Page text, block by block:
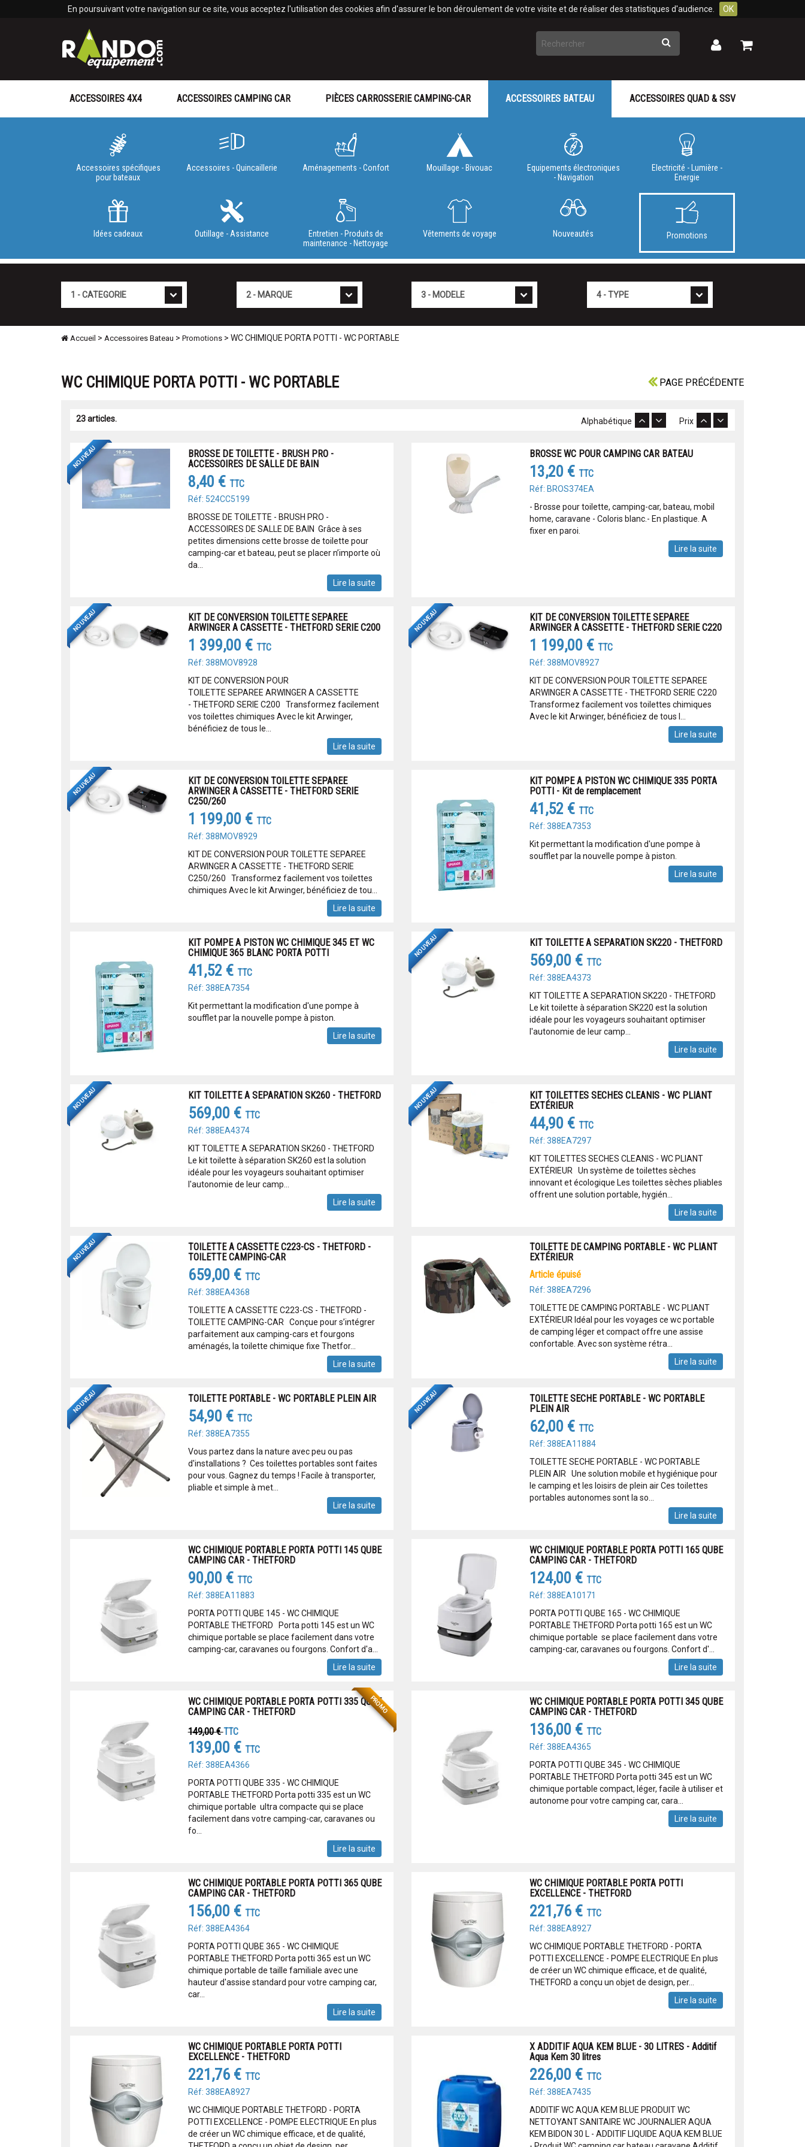
En poursuivant votre navigation sur ce site, vous acceptez l'utilisation des cookies afin d'assurer le bon déroulement de votre visite et de réaliser des statistiques d'audience. OK
Rechercher Mon
Mon
ACCESSOIRES 4X4 ACCESSOIRES CAMPING CAR PIÈCES CARROSSERIE CAMPING-CAR ACCESSOIRES BATEAU
Accessoires spécifiques
pour bateaux
Accessoires - Quincaillerie Aménagements - Confort Mouillage - Bivouac
Equipements électroniques
- Navigation
Electricité - Lumière -
Energie
Idées cadeaux Outillage - Assistance
Entretien - Produits de
maintenance - Nettoyage
Vêtements de voyage Nouveautés Promotions
ACCESSOIRES QUAD & SSV
Accueil > Accessoires Bateau > Promotions > WC CHIMIQUE PORTA POTTI - WC PORTABLE
PAGE PRÉCÉDENTE
WC CHIMIQUE PORTA POTTI - WC PORTABLE
23 articles. Prix
Alphabétique
NOUVEAU
BROSSE DE TOILETTE - BRUSH PRO -
ACCESSOIRES DE SALLE DE BAIN
8,40 € TTC
Réf: 524CC5199
BROSSE DE TOILETTE - BRUSH PRO -
ACCESSOIRES DE SALLE DE BAIN Grâce à ses
petites dimensions cette brosse de toilette pour
camping-car et bateau, peut se placer n’importe où
da...
Lire la suite
BROSSE WC POUR CAMPING CAR BATEAU
13,20 € TTC
Réf: BROS374EA
- Brosse pour toilette, camping-car, bateau, mobil
home, caravane - Coloris blanc.- En plastique. A
fixer en paroi.
Lire la suite
NOUVEAU
KIT DE CONVERSION TOILETTE SEPAREE
ARWINGER A CASSETTE - THETFORD SERIE C200
1 399,00 € TTC
Réf: 388MOV8928
KIT DE CONVERSION POUR
TOILETTE SEPAREE ARWINGER A CASSETTE
- THETFORD SERIE C200 Transformez facilement
vos toilettes chimiques Avec le kit Arwinger,
bénéficiez de tous le...
Lire la suite
NOUVEAU
KIT DE CONVERSION TOILETTE SEPAREE
ARWINGER A CASSETTE - THETFORD SERIE C220
1 199,00 € TTC
Réf: 388MOV8927
KIT DE CONVERSION POUR TOILETTE SEPAREE
ARWINGER A CASSETTE - THETFORD SERIE C220
Transformez facilement vos toilettes chimiques
Avec le kit Arwinger, bénéficiez de tous l...
Lire la suite
NOUVEAU
KIT DE CONVERSION TOILETTE SEPAREE
ARWINGER A CASSETTE - THETFORD SERIE
C250/260
1 199,00 € TTC
Réf: 388MOV8929
KIT DE CONVERSION POUR TOILETTE SEPAREE
ARWINGER A CASSETTE - THETFORD SERIE
C250/260 Transformez facilement vos toilettes
chimiques Avec le kit Arwinger, bénéficiez de tou...
Lire la suite
KIT POMPE A PISTON WC CHIMIQUE 335 PORTA
POTTI - Kit de remplacement
41,52 € TTC
Réf: 388EA7353
Kit permettant la modification d'une pompe à
soufflet par la nouvelle pompe à piston.
Lire la suite
KIT POMPE A PISTON WC CHIMIQUE 345 ET WC
CHIMIQUE 365 BLANC PORTA POTTI
41,52 € TTC
Réf: 388EA7354
Kit permettant la modification d'une pompe à
soufflet par la nouvelle pompe à piston.
Lire la suite
NOUVEAU KIT TOILETTE A SEPARATION SK220 - THETFORD
569,00 € TTC
Réf: 388EA4373
KIT TOILETTE A SEPARATION SK220 - THETFORD
Le kit toilette à séparation SK220 est la solution
idéale pour les voyageurs souhaitant optimiser
l'autonomie de leur camp...
Lire la suite
NOUVEAU KIT TOILETTE A SEPARATION SK260 - THETFORD
569,00 € TTC
Réf: 388EA4374
KIT TOILETTE A SEPARATION SK260 - THETFORD
Le kit toilette à séparation SK260 est la solution
idéale pour les voyageurs souhaitant optimiser
l'autonomie de leur camp...
Lire la suite
NOUVEAU
KIT TOILETTES SECHES CLEANIS - WC PLIANT
EXTÉRIEUR
44,90 € TTC
Réf: 388EA7297
KIT TOILETTES SECHES CLEANIS - WC PLIANT
EXTÉRIEUR Un système de toilettes sèches
innovant et écologique Les toilettes sèches pliables
offrent une solution portable, hygién...
Lire la suite
NOUVEAU
TOILETTE A CASSETTE C223-CS - THETFORD -
TOILETTE CAMPING-CAR
659,00 € TTC
Réf: 388EA4368
TOILETTE A CASSETTE C223-CS - THETFORD -
TOILETTE CAMPING-CAR Conçue pour s’intégrer
parfaitement aux camping-cars et fourgons
aménagés, la toilette chimique fixe Thetfor...
Lire la suite
TOILETTE DE CAMPING PORTABLE - WC PLIANT
EXTÉRIEUR
article épuisé
Réf: 388EA7296
TOILETTE DE CAMPING PORTABLE - WC PLIANT
EXTÉRIEUR Idéal pour les voyages ce wc portable
de camping léger et compact offre une assise
confortable. Avec son système rétra...
Lire la suite
NOUVEAU TOILETTE PORTABLE - WC PORTABLE PLEIN AIR
54,90 € TTC
Réf: 388EA7355
Vous partez dans la nature avec peu ou pas
d'installations ? Ces toilettes portables sont faites
pour vous. Gagnez du temps ! Facile à transporter,
pliable et simple à met...
Lire la suite
NOUVEAU
TOILETTE SECHE PORTABLE - WC PORTABLE
PLEIN AIR
62,00 € TTC
Réf: 388EA11884
TOILETTE SECHE PORTABLE - WC PORTABLE
PLEIN AIR Une solution mobile et hygiénique pour
le camping et les loisirs de plein air Ces toilettes
portables autonomes sont la so...
Lire la suite
WC CHIMIQUE PORTABLE PORTA POTTI 145 QUBE
CAMPING CAR - THETFORD
90,00 € TTC
Réf: 388EA11883
PORTA POTTI QUBE 145 - WC CHIMIQUE
PORTABLE THETFORD Porta potti 145 est un WC
chimique portable se place facilement dans votre
camping-car, caravanes ou fourgons. Confort d'a...
Lire la suite
WC CHIMIQUE PORTABLE PORTA POTTI 165 QUBE
CAMPING CAR - THETFORD
124,00 € TTC
Réf: 388EA10171
PORTA POTTI QUBE 165 - WC CHIMIQUE
PORTABLE THETFORD Porta potti 165 est un WC
chimique portable se place facilement dans votre
camping-car, caravanes ou fourgons. Confort d'...
Lire la suite
PROMO
WC CHIMIQUE PORTABLE PORTA POTTI 335 QUBE
CAMPING CAR - THETFORD
149,00 €TTC
139,00 € TTC
Réf: 388EA4366
PORTA POTTI QUBE 335 - WC CHIMIQUE
PORTABLE THETFORD Porta potti 335 est un WC
chimique portable ultra compacte qui se place
facilement dans votre camping-car, caravanes ou
fo...
Lire la suite
WC CHIMIQUE PORTABLE PORTA POTTI 345 QUBE
CAMPING CAR - THETFORD
136,00 € TTC
Réf: 388EA4365
PORTA POTTI QUBE 345 - WC CHIMIQUE
PORTABLE THETFORD Porta potti 345 est un WC
chimique portable compact, léger, facile à utiliser et
autonome pour votre camping car, cara...
Lire la suite
WC CHIMIQUE PORTABLE PORTA POTTI 365 QUBE
CAMPING CAR - THETFORD
156,00 € TTC
Réf: 388EA4364
PORTA POTTI QUBE 365 - WC CHIMIQUE
PORTABLE THETFORD Porta potti 365 est un WC
chimique portable de taille familiale avec une
hauteur d'assise standard pour votre camping car,
car...
Lire la suite
WC CHIMIQUE PORTABLE PORTA POTTI
EXCELLENCE - THETFORD
221,76 € TTC
Réf: 388EA8927
WC CHIMIQUE PORTABLE THETFORD - PORTA
POTTI EXCELLENCE - POMPE ELECTRIQUE En plus
de créer un WC chimique efficace, et de qualité,
THETFORD a conçu un objet de design, per...
Lire la suite
WC CHIMIQUE PORTABLE PORTA POTTI
EXCELLENCE - THETFORD
221,76 € TTC
Réf: 388EA8927
WC CHIMIQUE PORTABLE THETFORD - PORTA
POTTI EXCELLENCE - POMPE ELECTRIQUE En plus
de créer un WC chimique efficace, et de qualité,
X ADDITIF AQUA KEM BLUE - 30 LITRES - Additif
Aqua Kem 30 litres
226,00 € TTC
Réf: 388EA7435
ADDITIF WC AQUA KEM BLUE PRODUIT WC
NETTOYANT SANITAIRE WC JOURNALIER AQUA
KEM BIDON 30 L - ADDITIF LIQUIDE AQUA KEM BLUE
Panneau de gestion des cookies